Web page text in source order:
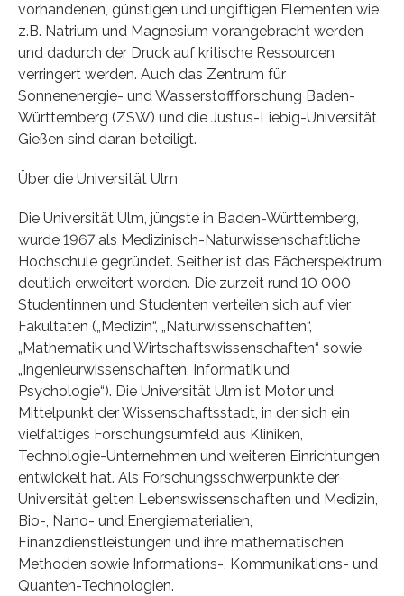
vorhandenen, günstigen und ungiftigen Elementen wie
z.B. Natrium und Magnesium vorangebracht werden
und dadurch der Druck auf kritische Ressourcen
verringert werden. Auch das Zentrum für
Sonnenenergie- und Wasserstoffforschung Baden-
Württemberg (ZSW) und die Justus-Liebig-Universität
Gießen sind daran beteiligt.
Über die Universität Ulm
Die Universität Ulm, jüngste in Baden-Württemberg,
wurde 1967 als Medizinisch-Naturwissenschaftliche
Hochschule gegründet. Seither ist das Fächerspektrum
deutlich erweitert worden. Die zurzeit rund 10 000
Studentinnen und Studenten verteilen sich auf vier
Fakultäten („Medizin“, „Naturwissenschaften“,
„Mathematik und Wirtschaftswissenschaften“ sowie
„Ingenieurwissenschaften, Informatik und
Psychologie“). Die Universität Ulm ist Motor und
Mittelpunkt der Wissenschaftsstadt, in der sich ein
vielfältiges Forschungsumfeld aus Kliniken,
Technologie-Unternehmen und weiteren Einrichtungen
entwickelt hat. Als Forschungsschwerpunkte der
Universität gelten Lebenswissenschaften und Medizin,
Bio-, Nano- und Energiematerialien,
Finanzdienstleistungen und ihre mathematischen
Methoden sowie Informations-, Kommunikations- und
Quanten-Technologien.